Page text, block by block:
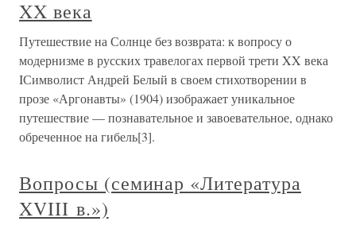
XX века
Путешествие на Солнце без возврата: к вопросу о
модернизме в русских травелогах первой трети XX века
IСимволист Андрей Белый в своем стихотворении в
прозе «Аргонавты» (1904) изображает уникальное
путешествие — познавательное и завоевательное, однако
обреченное на гибель[3].
Вопросы (семинар «Литература
XVIII в.»)